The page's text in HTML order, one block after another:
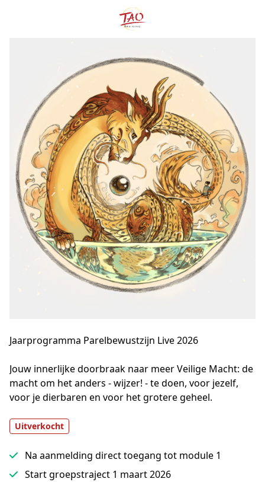
Jaarprogramma Parelbewustzijn Live 2026
Jouw innerlijke doorbraak naar meer Veilige Macht: de
macht om het anders - wijzer! - te doen, voor jezelf,
voor je dierbaren en voor het grotere geheel.
Uitverkocht
Na aanmelding direct toegang tot module 1
Start groepstraject 1 maart 2026